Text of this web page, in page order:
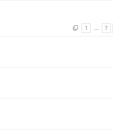
1 … 7